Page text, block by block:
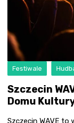
Festiwale
Szczecin
Domu
Szczecin WAVE to